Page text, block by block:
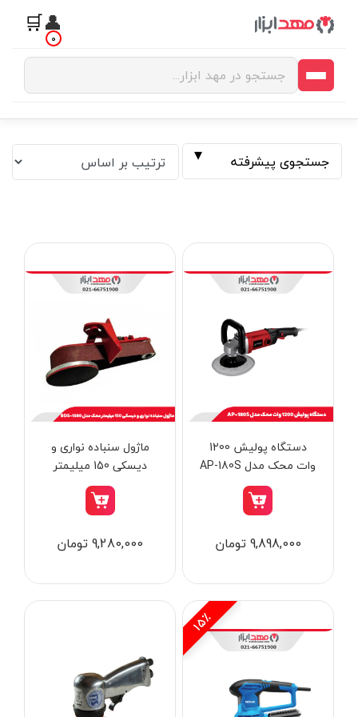
👤
🛒 0
جستجوی پیشرفته
تومان تومان
ابزار جوش و برش
ابزار اندازه گیری دقیق و لیزری
ابزار باغبانی
ابزار بادی
برند ها
دستگاه پولیش 1200
وات محک مدل AP-180S
9,898,000 تومان
ماژول سنباده نواری و
دیسکی 150 میلیمتر
محک مدل BDS-1580
9,280,000 تومان
15٪